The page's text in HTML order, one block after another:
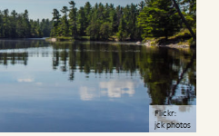
Flickr:
jck photos